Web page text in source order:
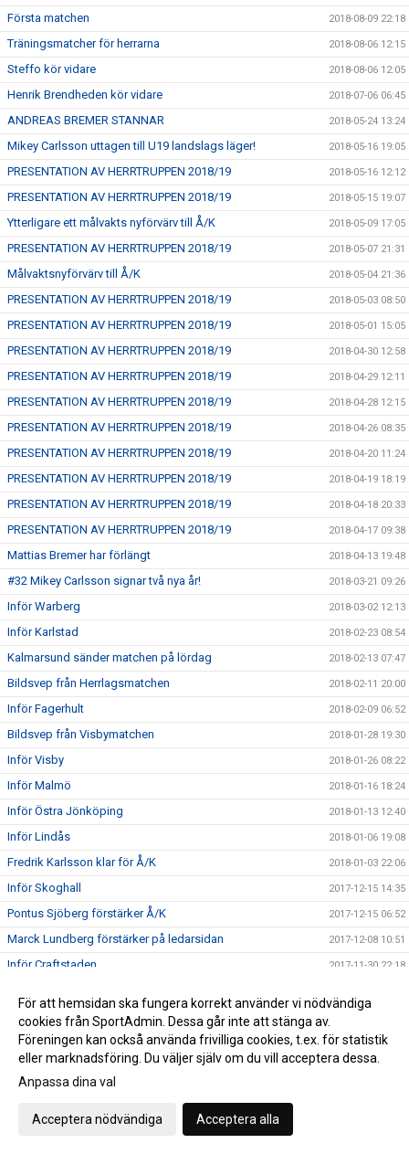
Första matchen 2018-08-09 22:18
Träningsmatcher för herrarna 2018-08-06 12:15
Steffo kör vidare 2018-08-06 12:05
Henrik Brendheden kör vidare 2018-07-06 06:45
ANDREAS BREMER STANNAR 2018-05-24 13:24
Mikey Carlsson uttagen till U19 landslags läger! 2018-05-16 19:05
PRESENTATION AV HERRTRUPPEN 2018/19 2018-05-16 12:12
PRESENTATION AV HERRTRUPPEN 2018/19 2018-05-15 19:07
Ytterligare ett målvakts nyförvärv till Å/K 2018-05-09 17:05
PRESENTATION AV HERRTRUPPEN 2018/19 2018-05-07 21:31
Målvaktsnyförvärv till Å/K 2018-05-04 21:36
PRESENTATION AV HERRTRUPPEN 2018/19 2018-05-03 08:50
PRESENTATION AV HERRTRUPPEN 2018/19 2018-05-01 15:05
PRESENTATION AV HERRTRUPPEN 2018/19 2018-04-30 12:58
PRESENTATION AV HERRTRUPPEN 2018/19 2018-04-29 12:11
PRESENTATION AV HERRTRUPPEN 2018/19 2018-04-28 12:15
PRESENTATION AV HERRTRUPPEN 2018/19 2018-04-26 08:35
PRESENTATION AV HERRTRUPPEN 2018/19 2018-04-20 11:24
PRESENTATION AV HERRTRUPPEN 2018/19 2018-04-19 18:19
PRESENTATION AV HERRTRUPPEN 2018/19 2018-04-18 20:33
PRESENTATION AV HERRTRUPPEN 2018/19 2018-04-17 09:38
Mattias Bremer har förlängt 2018-04-13 19:48
#32 Mikey Carlsson signar två nya år! 2018-03-21 09:26
Inför Warberg 2018-03-02 12:13
Inför Karlstad 2018-02-23 08:54
Kalmarsund sänder matchen på lördag 2018-02-13 07:47
Bildsvep från Herrlagsmatchen 2018-02-11 20:00
Inför Fagerhult 2018-02-09 06:52
Bildsvep från Visbymatchen 2018-01-28 19:30
Inför Visby 2018-01-26 08:22
Inför Malmö 2018-01-16 18:24
Inför Östra Jönköping 2018-01-13 12:40
Inför Lindås 2018-01-06 19:08
Fredrik Karlsson klar för Å/K 2018-01-03 22:06
Inför Skoghall 2017-12-15 14:35
Pontus Sjöberg förstärker Å/K 2017-12-15 06:52
Marck Lundberg förstärker på ledarsidan 2017-12-08 10:51
Inför Craftstaden 2017-11-30 22:18
Se Herrmatchen live
2017-11-15 11:17
Inför Kalmarsund
Kim Nilsson till Åstorps sporthall på lördag!
Inför Fagerhult
För att hemsidan ska fungera korrekt använder vi nödvändiga
cookies från SportAdmin. Dessa går inte att stänga av.
Föreningen kan också använda frivilliga cookies, t.ex. för statistik
eller marknadsföring. Du väljer själv om du vill acceptera dessa.
Anpassa dina val
Acceptera nödvändiga Acceptera alla